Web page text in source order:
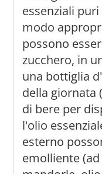
essenziali
modo
possono
zucchero, in
una bottiglia
della giornata
di bere per
l'olio
esterno
emolliente